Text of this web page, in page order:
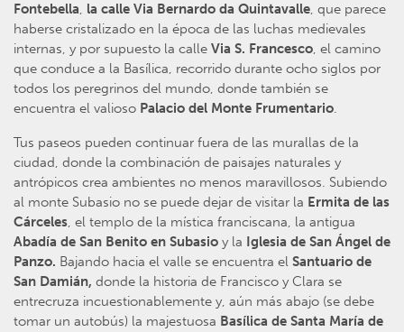
Fontebella, la calle Via Bernardo da Quintavalle, que parece
haberse cristalizado en la época de las luchas medievales
internas, y por supuesto la calle Via S. Francesco, el camino
que conduce a la Basílica, recorrido durante ocho siglos por
todos los peregrinos del mundo, donde también se
encuentra el valioso Palacio del Monte Frumentario.
Tus paseos pueden continuar fuera de las murallas de la
ciudad, donde la combinación de paisajes naturales y
antrópicos crea ambientes no menos maravillosos. Subiendo
al monte Subasio no se puede dejar de visitar la Ermita de las
Cárceles, el templo de la mística franciscana, la antigua
Abadía de San Benito en Subasio y la Iglesia de San Ángel de
Panzo. Bajando hacia el valle se encuentra el Santuario de
San Damián, donde la historia de Francisco y Clara se
entrecruza incuestionablemente y, aún más abajo (se debe
tomar un autobús) la majestuosa Basílica de Santa María de